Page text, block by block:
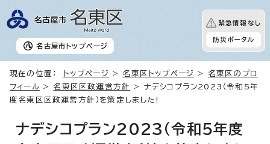
名古屋市 トップページ
緊急情報なし
防災ポータル
現在の位置： トップページ > 名東区トップページ > 名東区のプロ
フィール > 名東区区政運営方針
> ナデシコプラン2023（令和5年
度名東区区政運営方針）を策定しました!
ナデシコプラン2023（令和5年度